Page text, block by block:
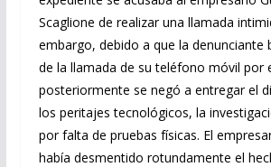
Scaglione de realizar una llamada
embargo, debido a que la denunciante
de la llamada de su teléfono móvil por
posteriormente se negó a entregar el
los peritajes tecnológicos, la
por falta de pruebas físicas. El
había desmentido rotundamente el